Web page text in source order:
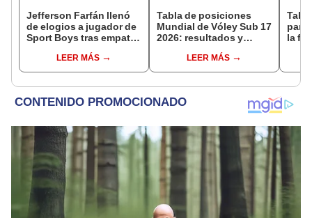
Jefferson Farfán llenó
de elogios a jugador de
Sport Boys tras empate
"Ojalá puedas volver
pronto a tu casa"
LEER MÁS
Tabla de posiciones
Mundial de Vóley Sub 17
2026: resultados y
de gruposLEER MÁS
la